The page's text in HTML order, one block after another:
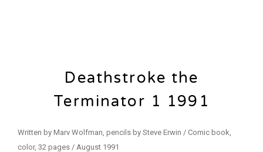
Deathstroke the
Terminator 1 1991
Written by Marv Wolfman, pencils by Steve Erwin / Comic book,
color, 32 pages / August 1991